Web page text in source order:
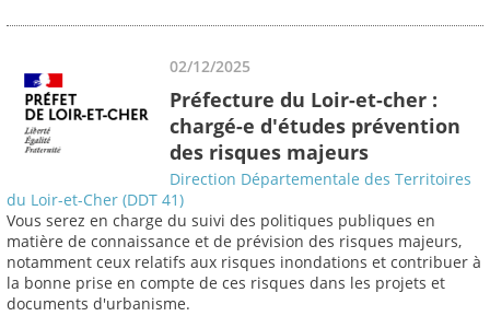
02/12/2025
Préfecture du Loir-et-cher :
chargé-e d'études prévention
des risques majeurs
Direction Départementale des Territoires
du Loir-et-Cher (DDT 41)
Vous serez en charge du suivi des politiques publiques en
matière de connaissance et de prévision des risques majeurs,
notamment ceux relatifs aux risques inondations et contribuer à
la bonne prise en compte de ces risques dans les projets et
documents d'urbanisme.